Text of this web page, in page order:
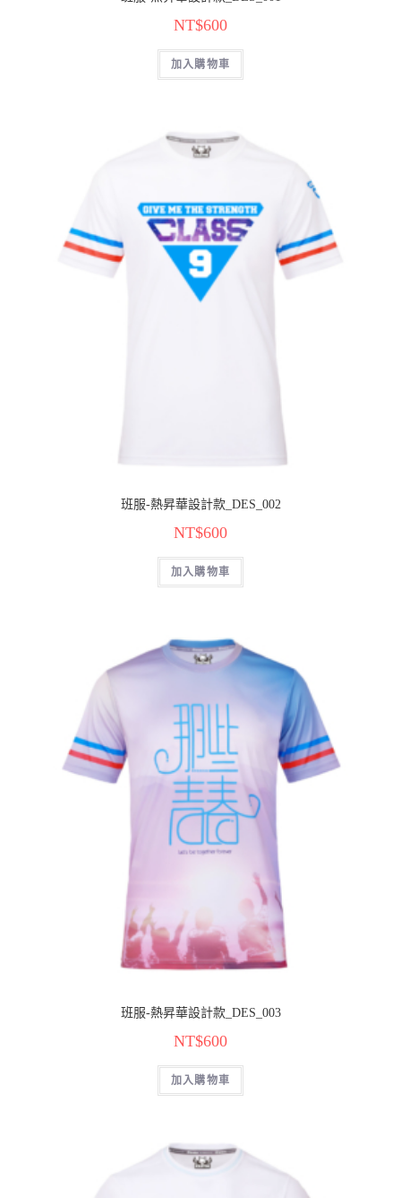
NT$600
加入購物車
班服-熱昇華設計款_DES_002
NT$600
加入購物車
班服-熱昇華設計款_DES_003
NT$600
加入購物車